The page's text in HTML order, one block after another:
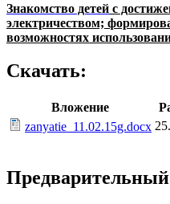
Знакомство детей с
электричеством;
возможностях
Скачать:
Вложение
zanyatie_11.02.15g.docx